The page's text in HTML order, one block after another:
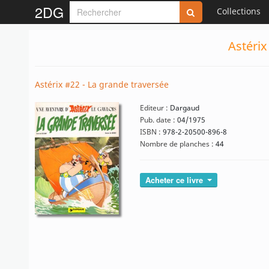
2DG Collections
Astérix #22 - La grande traversée
Editeur : Dargaud
Pub. date : 04/1975
ISBN : 978-2-20500-896-8
Nombre de planches : 44
Acheter ce livre